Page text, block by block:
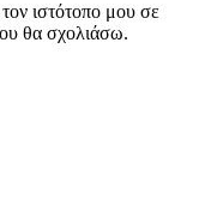
ιστότοπο μου σε
θα σχολιάσω.